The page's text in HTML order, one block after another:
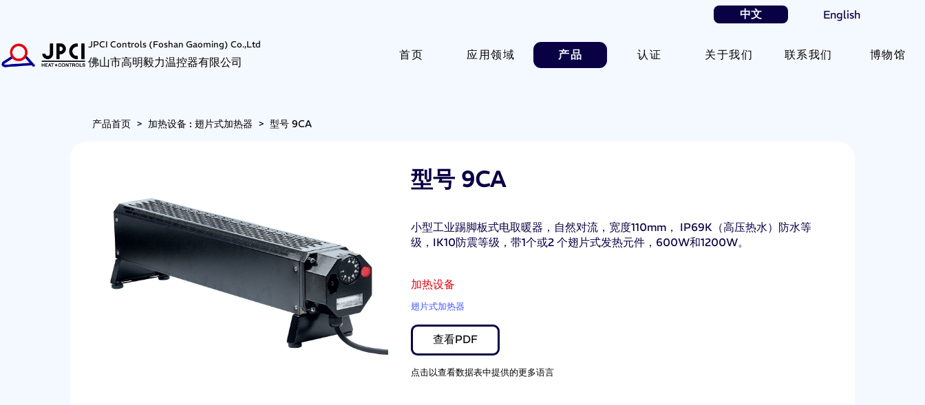
中文 English
JPCI Controls (Foshan Gaoming) Co.,Ltd
佛山市高明毅力温控器有限公司
首页 应用领域 产品 认证 关于我们 联系我们 博物馆
产品首页 > 加热设备 : 翅片式加热器 >型号 9CA
型号 9CA
小型工业踢脚板式电取暖器，自然对流，宽度110mm， IP69K（高压热水）防水等
级，IK10防震等级，带1个或2 个翅片式发热元件，600W和1200W。
加热设备
翅片式加热器
查看PDF
点击以查看数据表中提供的更多语言